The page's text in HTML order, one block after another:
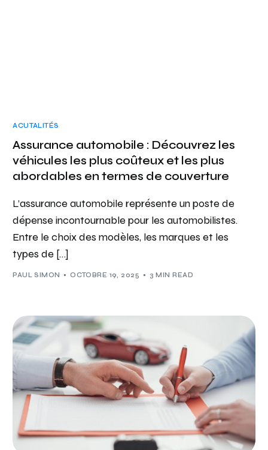
ACUTALITÉS
Assurance automobile : Découvrez les
véhicules les plus coûteux et les plus
abordables en termes de couverture
L’assurance automobile représente un poste de
dépense incontournable pour les automobilistes.
Entre le choix des modèles, les marques et les
types de […]
PAUL SIMON OCTOBRE 19, 2025 3 MIN READ